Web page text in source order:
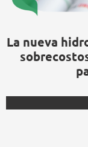
La nueva